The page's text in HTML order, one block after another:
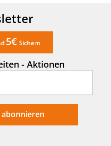
cm
24 Monate
5€ Sichern
- Aktionen